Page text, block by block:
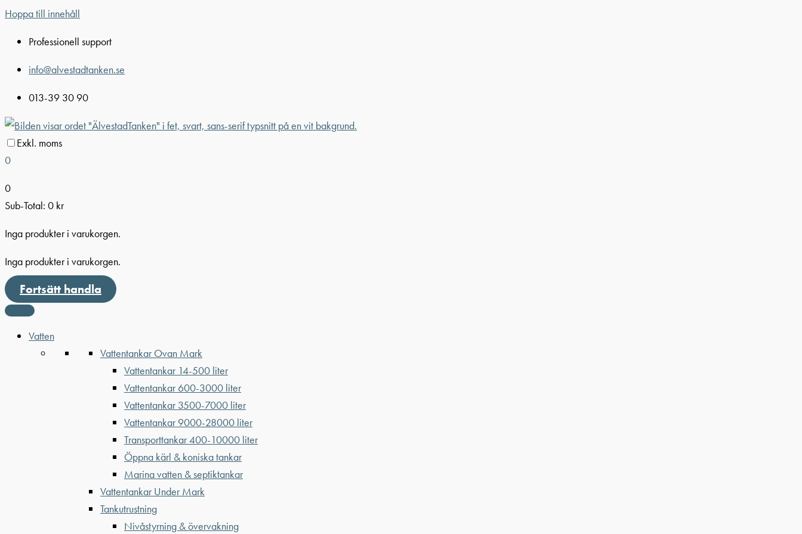
Hoppa till innehåll
Professionell support
info@alvestadtanken.se
013-39 30 90
Exkl. moms
0
0
Sub-Total: 0 kr
Inga produkter i varukorgen.
Inga produkter i varukorgen.
Fortsätt handla
Vatten
Vattentankar Ovan Mark
Vattentankar 14-500 liter
Vattentankar 600-3000 liter
Vattentankar 3500-7000 liter
Vattentankar 9000-28000 liter
Transporttankar 400-10000 liter
Öppna kärl & koniska tankar
Marina vatten & septiktankar
Vattentankar Under Mark
Tankutrustning
Nivåstyrning & övervakning